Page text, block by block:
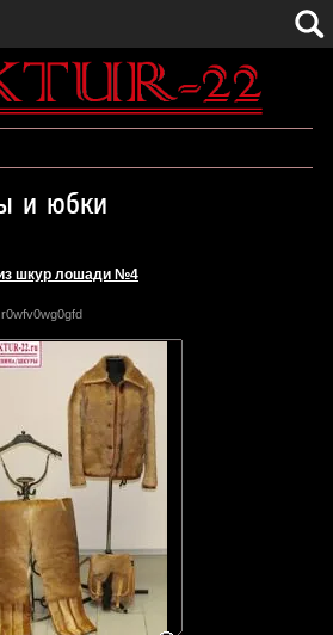
и юбки
шкур лошади №4